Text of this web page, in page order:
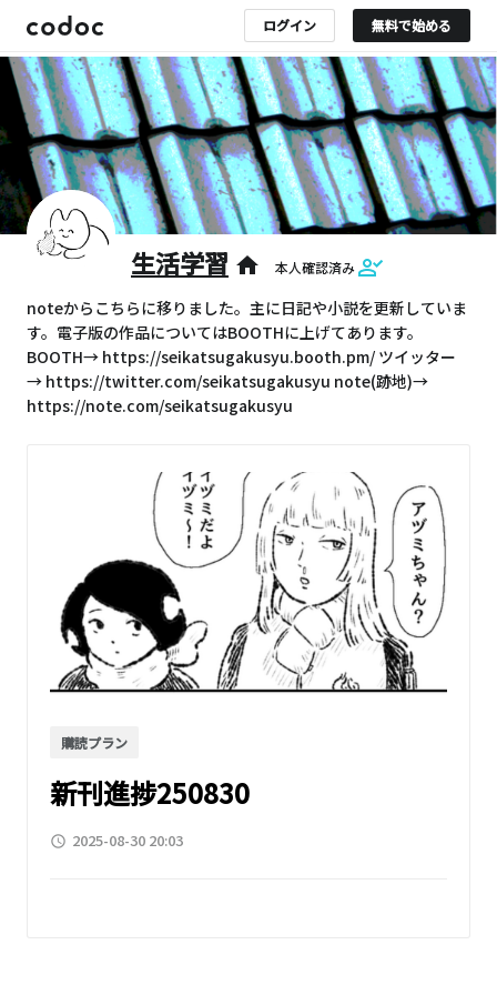
ログイン 無料で始める
生活学習 home 本人確認済み
noteからこちらに移りました。主に日記や小説を更新していま
す。電子版の作品についてはBOOTHに上げてあります。
BOOTH→ https://seikatsugakusyu.booth.pm/ ツイッター
→ https://twitter.com/seikatsugakusyu note(跡地)→
https://note.com/seikatsugakusyu
購読プラン
新刊進捗250830
access_time 2025-08-30 20:03